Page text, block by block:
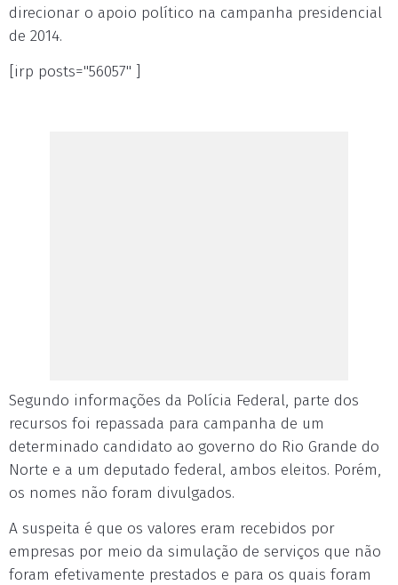
direcionar o apoio político na campanha presidencial
de 2014.
[irp posts="56057" ]
Segundo informações da Polícia Federal, parte dos
recursos foi repassada para campanha de um
determinado candidato ao governo do Rio Grande do
Norte e a um deputado federal, ambos eleitos. Porém,
os nomes não foram divulgados.
A suspeita é que os valores eram recebidos por
empresas por meio da simulação de serviços que não
foram efetivamente prestados e para os quais foram